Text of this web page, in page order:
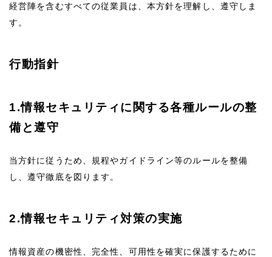
経営陣を含むすべての従業員は、本方針を理解し、遵守しま
す。
行動指針
1.情報セキュリティに関する各種ルールの整
備と遵守
当方針に従うため、規程やガイドライン等のルールを整備
し、遵守徹底を図ります。
2.情報セキュリティ対策の実施
情報資産の機密性、完全性、可用性を確実に保護するために